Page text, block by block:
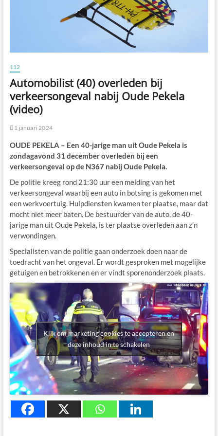
112
Automobilist (40) overleden bij
verkeersongeval nabij Oude Pekela
(video)
1 januari 2024
OUDE PEKELA – Een 40-jarige man uit Oude Pekela is
zondagavond 31 december overleden bij een
verkeersongeval op de N367 nabij Oude Pekela.
De politie kreeg rond 21:30 uur een melding van het
verkeersongeval waarbij een auto in botsing is gekomen met
een werkvoertuig. Hulpdiensten kwamen ter plaatse, maar dat
mocht niet meer baten. De bestuurder van de auto, de 40-
jarige man uit Oude Pekela, is ter plaatse overleden aan z’n
verwondingen.
Specialisten van de politie gaan onderzoek doen naar de
toedracht van het ongeval. Er wordt gesproken met mogelijke
getuigen en betrokkenen en er vindt sporenonderzoek plaats.
Klik om marketing cookies te accepteren en
deze inhoud in te schakelen